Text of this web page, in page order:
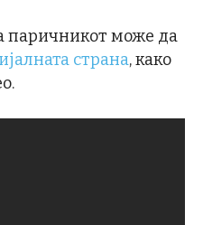
паричникот може да
страна, како